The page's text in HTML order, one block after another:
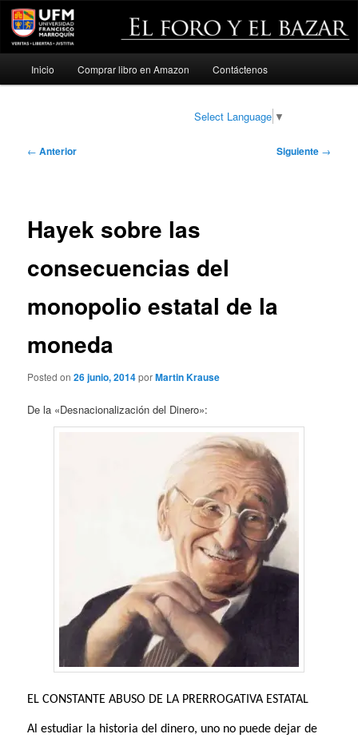
Ir
Inicio Comprar libro en Amazon Contáctenos
Select Language ▼
Navegación
← Anterior Siguiente →
Hayek sobre las
consecuencias del
monopolio estatal de la
moneda
Posted on26 junio, 2014porMartin Krause
De la «Desnacionalización del Dinero»:
EL CONSTANTE ABUSO DE LA PRERROGATIVA ESTATAL
Al estudiar la historia del dinero, uno no puede dejar de